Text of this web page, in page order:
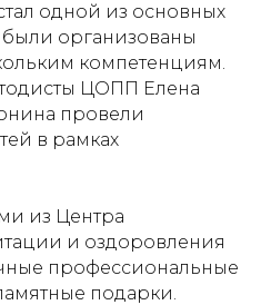
одной из основных
организованы
компетенциям.
ЦОПП Елена
провели
в рамках
из Центра
и оздоровления
профессиональные
подарки.